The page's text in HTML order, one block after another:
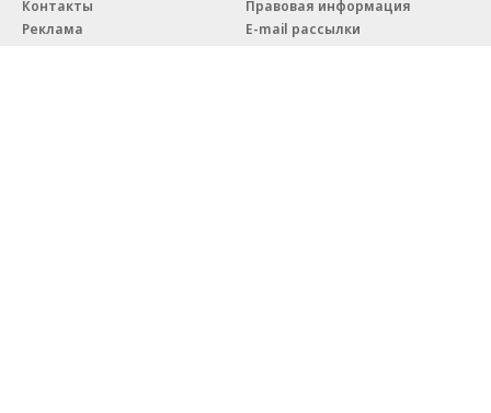
Контакты
Реклама
Правовая информация
E-mail рассылки